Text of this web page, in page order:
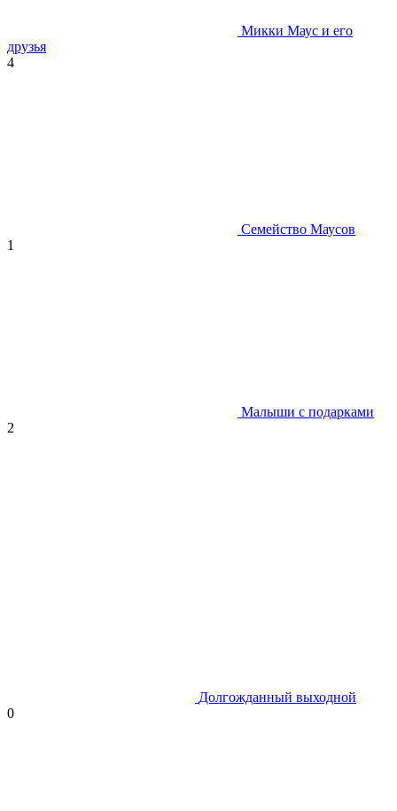
Микки Маус и его
друзья
4
Семейство Маусов
1
Малыши с подарками
2
Долгожданный выходной
0